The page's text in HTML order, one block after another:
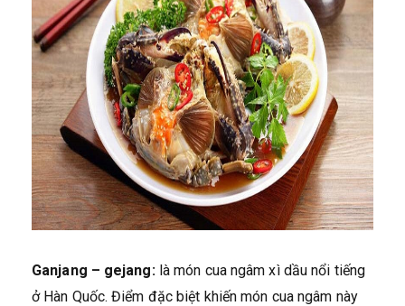
Ganjang – gejang: là món cua ngâm xì dầu nổi tiếng
ở Hàn Quốc. Điểm đặc biệt khiến món cua ngâm này